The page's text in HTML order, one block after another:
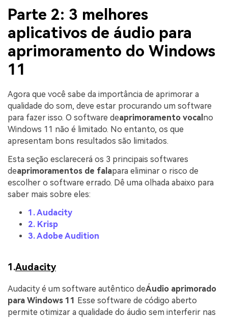
Parte 2: 3 melhores
aplicativos de áudio para
aprimoramento do Windows
11
Agora que você sabe da importância de aprimorar a
qualidade do som, deve estar procurando um software
para fazer isso. O software deaprimoramento vocal no
Windows 11 não é limitado. No entanto, os que
apresentam bons resultados são limitados.
Esta seção esclarecerá os 3 principais softwares
deaprimoramentos de falapara eliminar o risco de
escolher o software errado. Dê uma olhada abaixo para
saber mais sobre eles:
1. Audacity
2. Krisp
3. Adobe Audition
1.Audacity
Audacity é um software autêntico deÁudio aprimorado
para Windows 11
Esse software de código aberto
permite otimizar a qualidade do áudio sem interferir nas